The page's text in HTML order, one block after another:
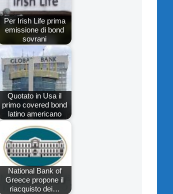
Per Irish Life prima
emissione di bond
sovrani
Quotato in Usa il
primo covered bond
latino americano
National Bank of
Greece propone il
riacquisto dei…